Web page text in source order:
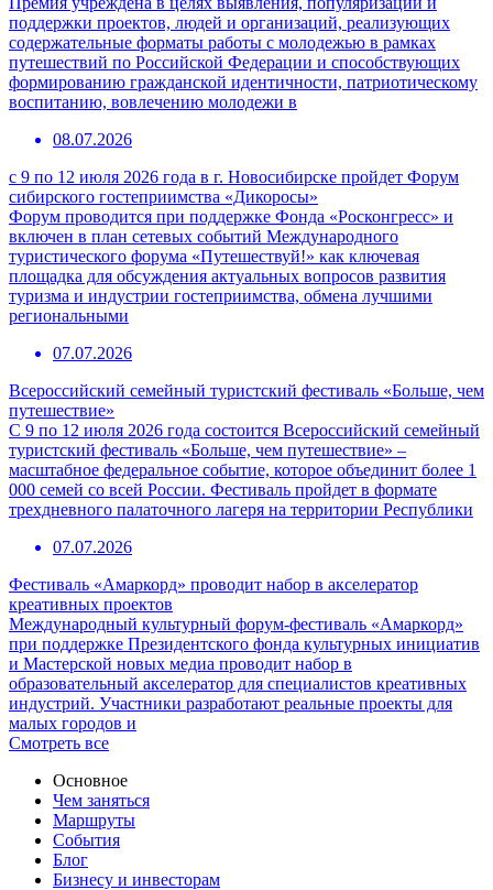
поддержки проектов, людей и организаций, реализующих
содержательные форматы работы с молодежью в рамках
путешествий по Российской Федерации и способствующих
формированию гражданской идентичности, патриотическому
воспитанию, вовлечению молодежи в
08.07.2026
с 9 по 12 июля 2026 года в г. Новосибирске пройдет Форум
сибирского гостеприимства «Дикоросы»
Форум проводится при поддержке Фонда «Росконгресс» и
включен в план сетевых событий Международного
туристического форума «Путешествуй!» как ключевая
площадка для обсуждения актуальных вопросов развития
туризма и индустрии гостеприимства, обмена лучшими
региональными
07.07.2026
Всероссийский семейный туристский фестиваль «Больше, чем
путешествие»
С 9 по 12 июля 2026 года состоится Всероссийский семейный
туристский фестиваль «Больше, чем путешествие» –
масштабное федеральное событие, которое объединит более 1
000 семей со всей России. Фестиваль пройдет в формате
трехдневного палаточного лагеря на территории Республики
07.07.2026
Фестиваль «Амаркорд» проводит набор в акселератор
креативных проектов
Международный культурный форум-фестиваль «Амаркорд»
при поддержке Президентского фонда культурных инициатив
и Мастерской новых медиа проводит набор в
образовательный акселератор для специалистов креативных
индустрий. Участники разработают реальные проекты для
малых городов и
Смотреть все
Основное
Чем заняться
Маршруты
События
Блог
Бизнесу и инвесторам